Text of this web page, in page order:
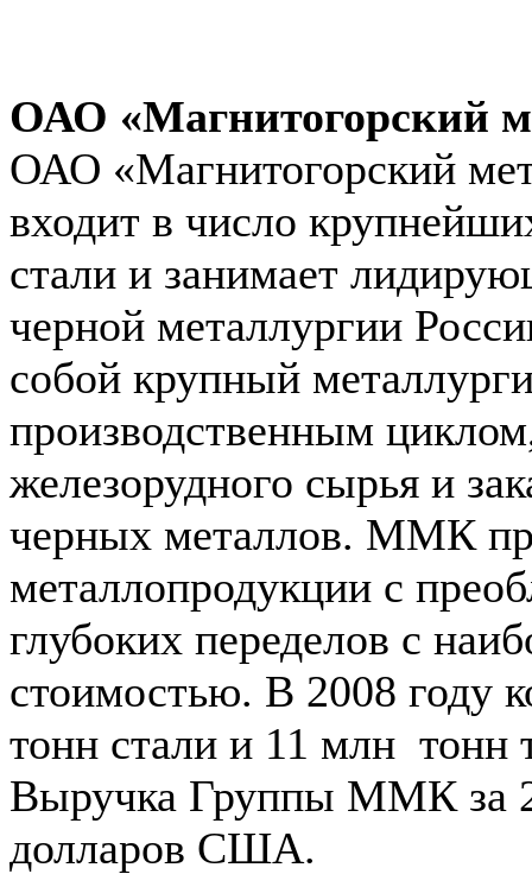
ОАО «Магнитогорский
ОАО «Магнитогорский
входит в число
стали и занимает
черной металлургии
собой крупный
производственным
железорудного сырья и
черных металлов. ММК
металлопродукции с
глубоких переделов с
стоимостью. В 2008 году
тонн стали и 11 млн тонн
Выручка Группы ММК за
долларов США.